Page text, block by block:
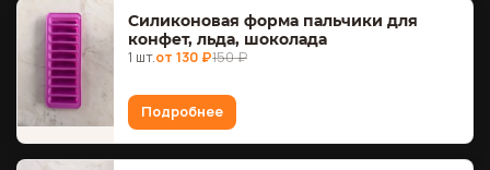
Силиконовая форма пальчики для
конфет, льда, шоколада
1 шт.от 130 ₽150 ₽
Подробнее